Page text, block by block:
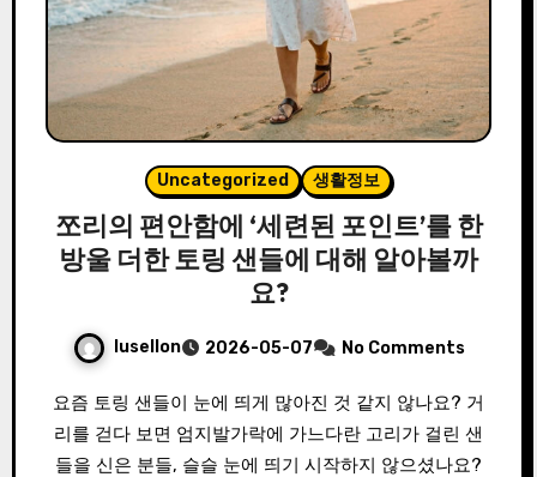
Uncategorized 생활정보
쪼리의 편안함에 ‘세련된 포인트’를 한
방울 더한 토링 샌들에 대해 알아볼까
요?
lusellon 2026-05-07 No Comments
요즘 토링 샌들이 눈에 띄게 많아진 것 같지 않나요? 거
리를 걷다 보면 엄지발가락에 가느다란 고리가 걸린 샌
들을 신은 분들, 슬슬 눈에 띄기 시작하지 않으셨나요?